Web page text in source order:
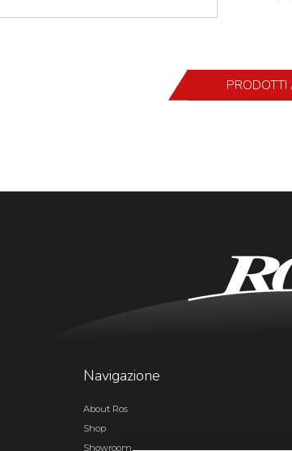
PRODOTTI
Navigazione
About Ros
Shop
Showroom